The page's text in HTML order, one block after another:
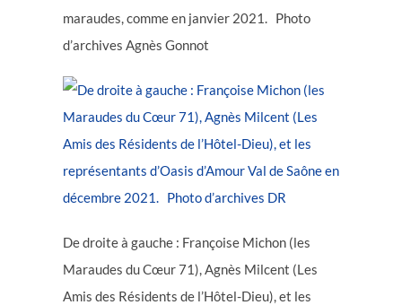
maraudes, comme en janvier 2021. Photo
d’archives Agnès Gonnot
De droite à gauche : Françoise Michon (les
Maraudes du Cœur 71), Agnès Milcent (Les
Amis des Résidents de l’Hôtel-Dieu), et les